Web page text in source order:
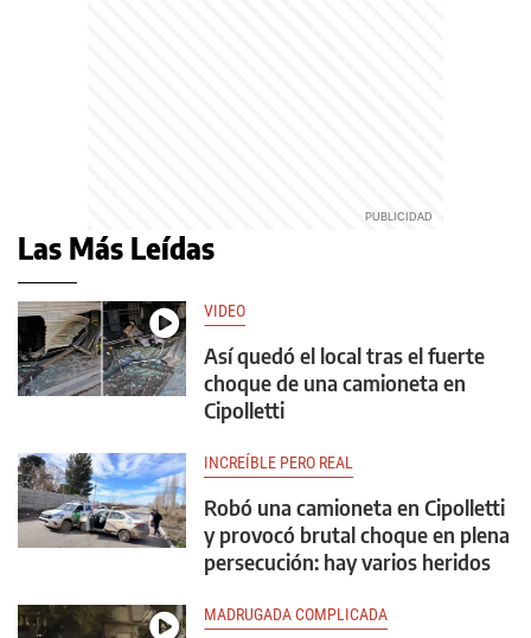
Las Más Leídas
VIDEO
Así quedó el local tras el fuerte
choque de una camioneta en
Cipolletti
INCREÍBLE PERO REAL
Robó una camioneta en Cipolletti
y provocó brutal choque en plena
persecución: hay varios heridos
MADRUGADA COMPLICADA